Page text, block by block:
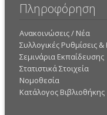
Πληροφόρηση
Ανακοινώσεις / Νέα
Συλλογικές Ρυθμίσεις
Σεμινάρια Εκπαίδευσης
Στατιστικά Στοιχεία
Νομοθεσία
Κατάλογος Βιβλιοθήκης